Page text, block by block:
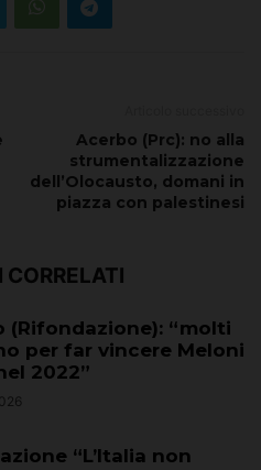
Acerbo (Prc): no alla
strumentalizzazione
dell’Olocausto, domani in
piazza con palestinesi
(Rifondazione): “molti
per far vincere Meloni
2022”
“L’Italia non